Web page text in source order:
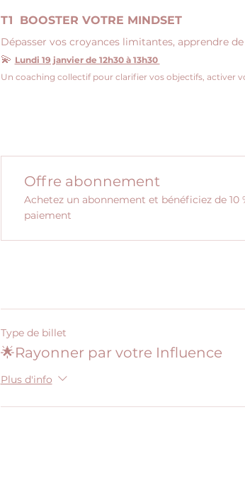
T1  BOOSTER VOTRE MINDSET
Dépasser vos croyances limitantes, apprendre
💫 Lundi 19 janvier de 12h30 à 13h30
Un coaching collectif pour clarifier vos objectifs, activer
Offre abonnement
Achetez un abonnement et bénéficiez de
paiement
Type de billet
🌟Rayonner par votre Influence
Plus d'info